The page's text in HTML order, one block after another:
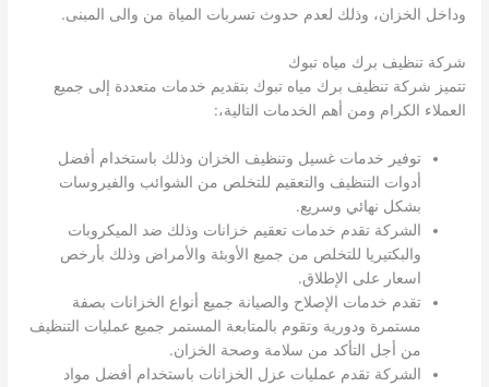
وداخل الخزان، وذلك لعدم حدوث تسربات المياة من والى المبنى.
شركة تنظيف برك مياه تبوك
تتميز شركة تنظيف برك مياه تبوك بتقديم خدمات متعددة إلى جميع
العملاء الكرام ومن أهم الخدمات التالية،:
توفير خدمات غسيل وتنظيف الخزان وذلك باستخدام أفضل
أدوات التنظيف والتعقيم للتخلص من الشوائب والفيروسات
بشكل نهائي وسريع.
الشركة تقدم خدمات تعقيم خزانات وذلك ضد الميكروبات
والبكتيريا للتخلص من جميع الأوبئة والأمراض وذلك بأرخص
اسعار على الإطلاق.
تقدم خدمات الإصلاح والصيانة جميع أنواع الخزانات بصفة
مستمرة ودورية وتقوم بالمتابعة المستمر جميع عمليات التنظيف
من أجل التأكد من سلامة وصحة الخزان.
الشركة تقدم عمليات عزل الخزانات باستخدام أفضل مواد